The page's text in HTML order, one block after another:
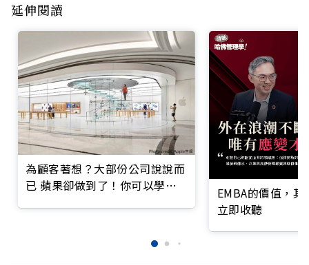
延伸閱讀
為顧客著想？大部份公司說說而
已 蘋果卻做到了！你可以學習
EMBA的價值，
立即收聽